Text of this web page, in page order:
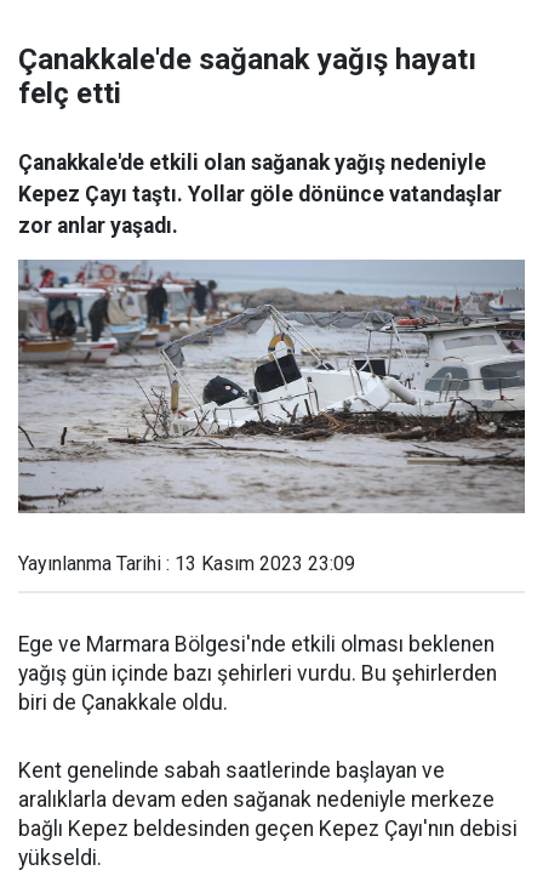
Çanakkale'de sağanak yağış hayatı
felç etti
Çanakkale'de etkili olan sağanak yağış nedeniyle
Kepez Çayı taştı. Yollar göle dönünce vatandaşlar
zor anlar yaşadı.
Yayınlanma Tarihi : 13 Kasım 2023 23:09
Ege ve Marmara Bölgesi'nde etkili olması beklenen
yağış gün içinde bazı şehirleri vurdu. Bu şehirlerden
biri de Çanakkale oldu.
Kent genelinde sabah saatlerinde başlayan ve
aralıklarla devam eden sağanak nedeniyle merkeze
bağlı Kepez beldesinden geçen Kepez Çayı'nın debisi
yükseldi.